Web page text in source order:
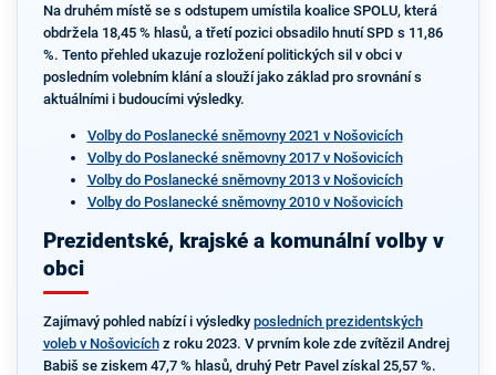
Na druhém místě se s odstupem umístila koalice SPOLU, která
obdržela 18,45 % hlasů, a třetí pozici obsadilo hnutí SPD s 11,86
%. Tento přehled ukazuje rozložení politických sil v obci v
posledním volebním klání a slouží jako základ pro srovnání s
aktuálními i budoucími výsledky.
Volby do Poslanecké sněmovny 2021 v Nošovicích
Volby do Poslanecké sněmovny 2017 v Nošovicích
Volby do Poslanecké sněmovny 2013 v Nošovicích
Volby do Poslanecké sněmovny 2010 v Nošovicích
Prezidentské, krajské a komunální volby v
obci
Zajímavý pohled nabízí i výsledky posledních prezidentských
voleb v Nošovicíchz roku 2023. V prvním kole zde zvítězil Andrej
Babiš se ziskem 47,7 % hlasů, druhý Petr Pavel získal 25,57 %.